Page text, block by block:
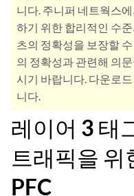
니다. 주니퍼 네트웍스
하기 위한 합리적인 수
츠의 정확성을 보장할
의 정확성과 관련해 의
시기 바랍니다. 다운로
니다.
레이어 3 태
트래픽을 위
PFC